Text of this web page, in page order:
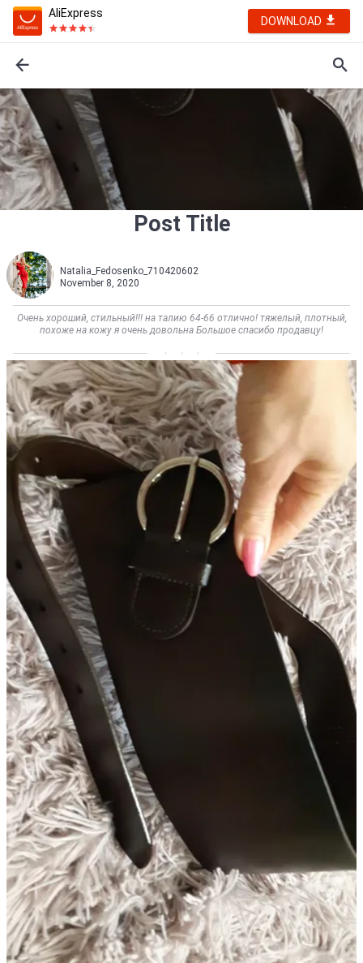
AliExpress
DOWNLOAD
Post Title
Natalia_Fedosenko_710420602
November 8, 2020
Очень хороший, стильный!!! на талию 64-66 отлично! тяжелый, плотный,
похоже на кожу я очень довольна Большое спасибо продавцу!